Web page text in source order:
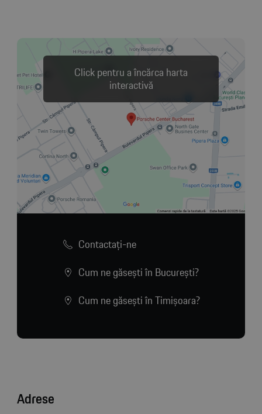
Click pentru a încărca harta
interactivă
Contactaţi-ne
Cum ne găsești în București?
Cum ne găsești în Timișoara?
Adrese